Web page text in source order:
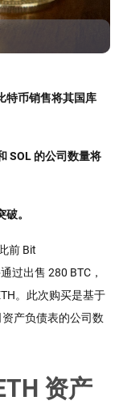
特币销售将其国库
SOL 的公司数量将
。
前 Bit
过出售 280 BTC，
。此次购买是基于
产负债表的公司数
资产